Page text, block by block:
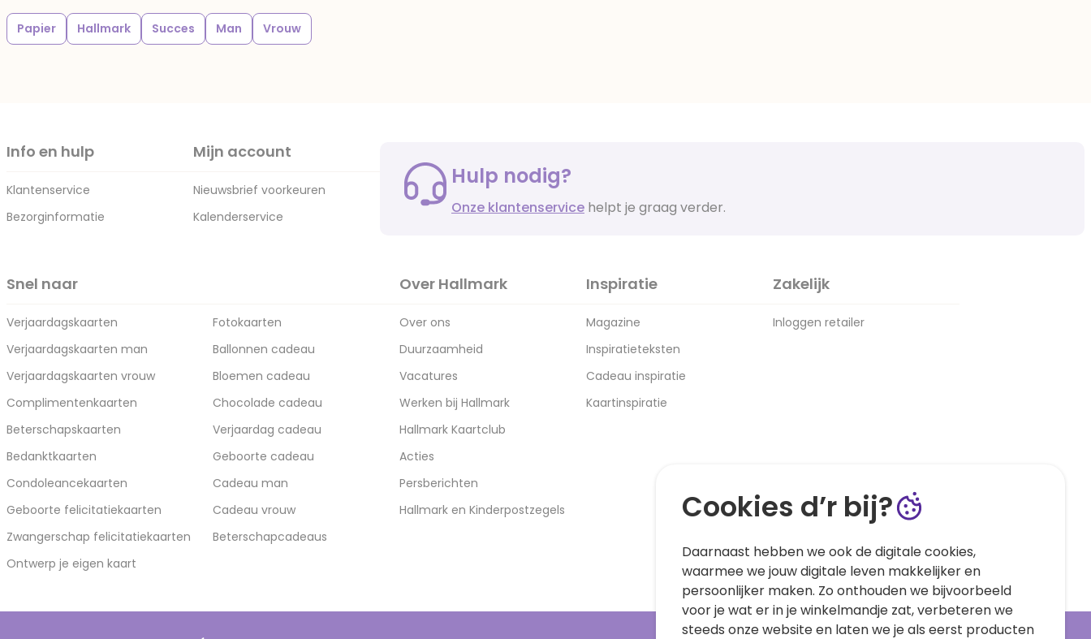
Papier Hallmark Succes Man Vrouw
Info en hulp
Klantenservice
Bezorginformatie
Mijn account
Nieuwsbrief voorkeuren
Kalenderservice
Hulp nodig?
Onze klantenservice helpt je graag verder.
Snel naar
Verjaardagskaarten
Verjaardagskaarten man
Verjaardagskaarten vrouw
Complimentenkaarten
Beterschapskaarten
Bedanktkaarten
Condoleancekaarten
Geboorte felicitatiekaarten
Zwangerschap felicitatiekaarten
Ontwerp je eigen kaart
Fotokaarten
Ballonnen cadeau
Bloemen cadeau
Chocolade cadeau
Verjaardag cadeau
Geboorte cadeau
Cadeau man
Cadeau vrouw
Beterschapcadeaus
Over Hallmark
Over ons
Duurzaamheid
Vacatures
Werken bij Hallmark
Hallmark Kaartclub
Acties
Persberichten
Hallmark en Kinderpostzegels
Inspiratie
Magazine
Inspiratieteksten
Cadeau inspiratie
Kaartinspiratie
Zakelijk
Inloggen retailer
Cookies d’r bij?
Daarnaast hebben we ook de digitale cookies,
waarmee we jouw digitale leven makkelijker en
persoonlijker maken. Zo onthouden we bijvoorbeeld
voor je wat er in je winkelmandje zat, verbeteren we
steeds onze website en laten we je als eerst producten